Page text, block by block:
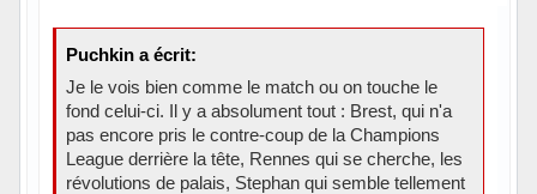
Puchkin a écrit:
Je le vois bien comme le match ou on touche le
fond celui-ci. Il y a absolument tout : Brest, qui n'a
pas encore pris le contre-coup de la Champions
League derrière la tête, Rennes qui se cherche, les
révolutions de palais, Stephan qui semble tellement